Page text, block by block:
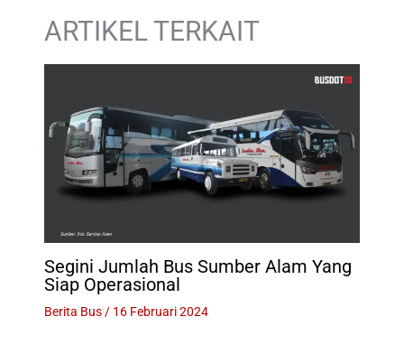
ARTIKEL TERKAIT
Segini Jumlah Bus Sumber Alam Yang
Siap Operasional
Berita Bus/ 16 Februari 2024